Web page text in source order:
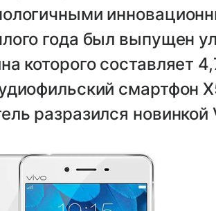
года был выпущен
которого составляет
смартфон
разразился новинкой